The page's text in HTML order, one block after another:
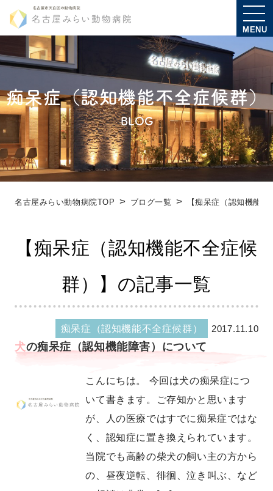
MENU
痴呆症（認知機能不全症候群）
BLOG
名古屋みらい動物病院TOP ブログ一覧 【痴呆症（認知機能
【痴呆症（認知機能不全症候
群）】の記事一覧
痴呆症（認知機能不全症候群） 2017.11.10
犬の痴呆症（認知機能障害）について
こんにちは。 今回は犬の痴呆症につ
いて書きます。ご存知かと思います
が、人の医療ではすでに痴呆症ではな
く、認知症に置き換えられています。
当院でも高齢の柴犬の飼い主の方から
の、昼夜逆転、徘徊、泣き叫ぶ、など